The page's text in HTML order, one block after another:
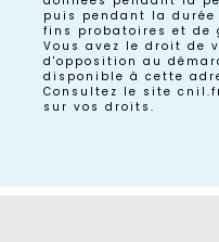
puis pendant la
fins probatoires et de
Vous avez le droit de
d'opposition au
disponible à cette
Consultez le site
sur vos droits.